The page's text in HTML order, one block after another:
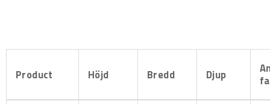
Product Höjd Bredd Djup